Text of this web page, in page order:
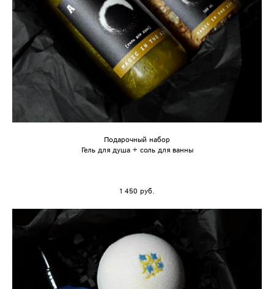
Подарочный набор
Гель для душа + соль для ванны
1 450 pуб.